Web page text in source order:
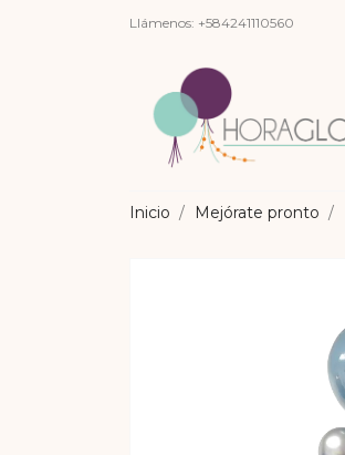
Llámenos: +584241110560
Inicio Mejórate pronto